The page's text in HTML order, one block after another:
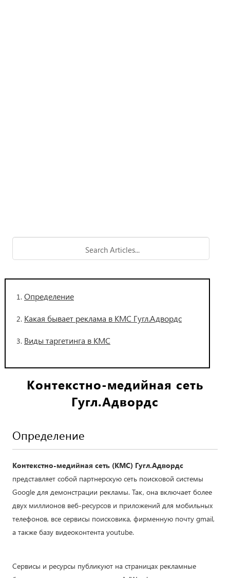
Определение
Какая бывает реклама в КМС Гугл.Адвордс
Виды таргетинга в КМС
Контекстно-медийная сеть
Гугл.Адвордс
Определение
Контекстно-медийная сеть (КМС) Гугл.Адвордс
представляет собой партнерскую сеть поисковой системы
Google для демонстрации рекламы. Так, она включает более
двух миллионов веб-ресурсов и приложений для мобильных
телефонов, все сервисы поисковика, фирменную почту gmail,
а также базу видеоконтента youtube.
Сервисы и ресурсы публикуют на страницах рекламные